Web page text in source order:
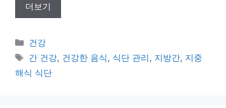
더보기
카
테
리
건강
태
그
간 건강, 건강한 음식, 식단 관리 , 지방간, 지중
해식 식단